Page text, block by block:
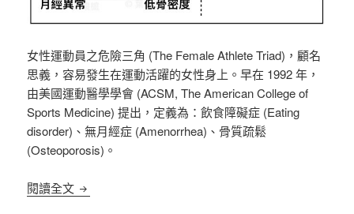
女性運動員之危險三角 (The Female Athlete Triad)，顧名
思義，容易發生在運動活躍的女性身上。早在 1992 年，
由美國運動醫學學會 (ACSM, The American College of
Sports Medicine) 提出，定義為：飲食障礙症 (Eating
disorder)、無月經症 (Amenorrhea)、骨質疏鬆
(Osteoporosis)。
閱讀全文 ?女性運動員之危險三角 (The Female Athlete